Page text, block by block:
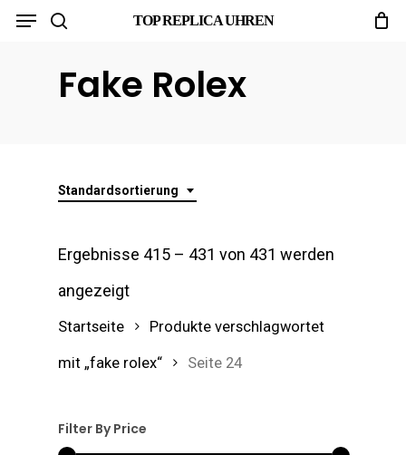
Skip
TOP REPLICA UHREN
Menu
Fake Rolex
Standardsortierung
Ergebnisse 415 – 431 von 431 werden
angezeigt
Startseite Produkte verschlagwortet
mit „fake rolex“ Seite 24
Filter By Price